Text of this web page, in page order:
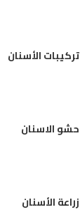
تركيبات الأسنان
حشو الاسنان
زراعة الأسنان